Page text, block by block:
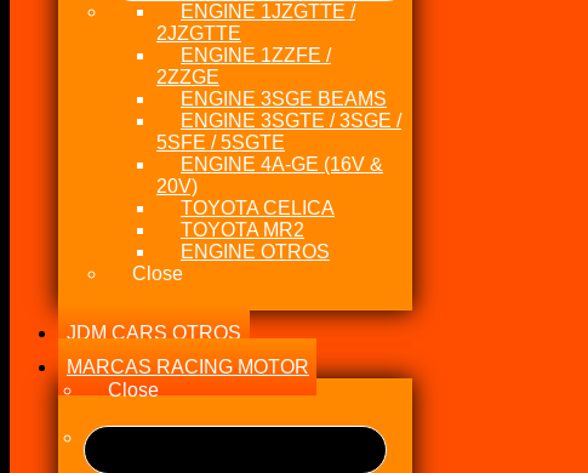
ENGINE 1JZGTTE /
2JZGTTE
ENGINE 1ZZFE /
2ZZGE
ENGINE 3SGE BEAMS
ENGINE 3SGTE / 3SGE /
5SFE / 5SGTE
ENGINE 4A-GE (16V &
20V)
TOYOTA CELICA
TOYOTA MR2
ENGINE OTROS
Close
JDM CARS OTROS
MARCAS RACING MOTOR
Close